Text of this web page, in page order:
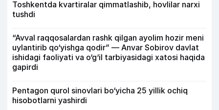
Toshkentda kvartiralar qimmatlashib, hovlilar narxi
tushdi
“Avval raqqosalardan rashk qilgan ayolim hozir meni
uylantirib qo‘yishga qodir” — Anvar Sobirov davlat
ishidagi faoliyati va o‘g‘il tarbiyasidagi xatosi haqida
gapirdi
Pentagon qurol sinovlari bo‘yicha 25 yillik ochiq
hisobotlarni yashirdi